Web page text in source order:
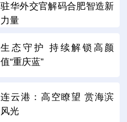
驻华外交官解码合肥智造新
力量
生态守护 持续解锁高颜
值“重庆蓝”
连云港：高空瞭望 赏海滨
风光